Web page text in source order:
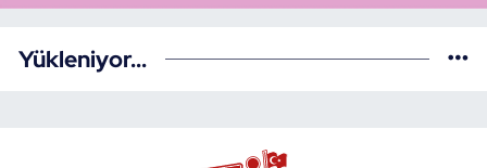
Yükleniyor...